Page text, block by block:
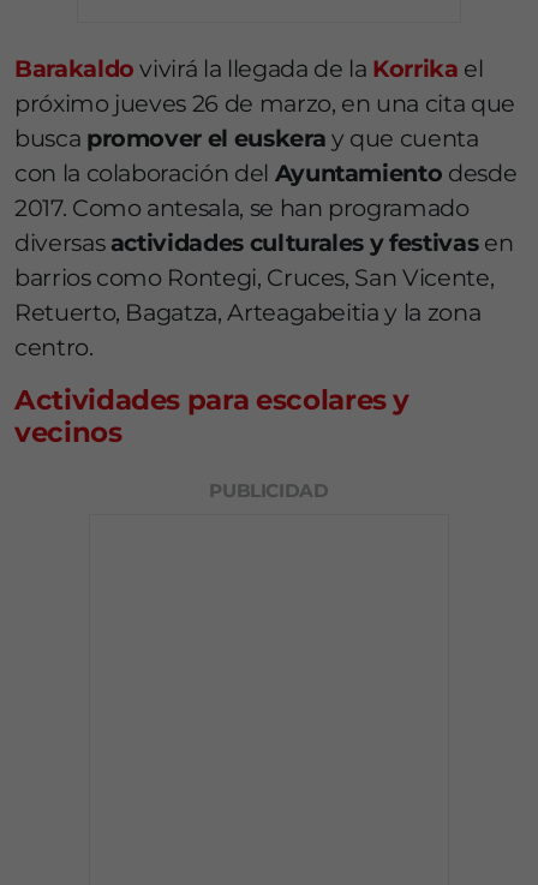
Barakaldo vivirá la llegada de la Korrika el
próximo jueves 26 de marzo, en una cita que
busca promover el euskera y que cuenta
con la colaboración del Ayuntamiento desde
2017. Como antesala, se han programado
diversas actividades culturales y festivasen
barrios como Rontegi, Cruces, San Vicente,
Retuerto, Bagatza, Arteagabeitia y la zona
centro.
Actividades para escolares y
vecinos
PUBLICIDAD